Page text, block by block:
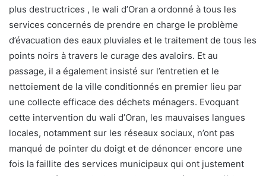
plus destructrices , le wali d’Oran a ordonné à tous les
services concernés de prendre en charge le problème
d’évacuation des eaux pluviales et le traitement de tous les
points noirs à travers le curage des avaloirs. Et au
passage, il a également insisté sur l’entretien et le
nettoiement de la ville conditionnés en premier lieu par
une collecte efficace des déchets ménagers. Evoquant
cette intervention du wali d’Oran, les mauvaises langues
locales, notamment sur les réseaux sociaux, n’ont pas
manqué de pointer du doigt et de dénoncer encore une
fois la faillite des services municipaux qui ont justement